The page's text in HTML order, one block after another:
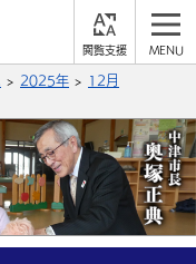
支
白
縮小
YouTube
2025年
12月